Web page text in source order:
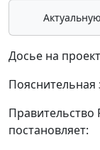
Досье на проект
Пояснительная
Правительство
постановляет: